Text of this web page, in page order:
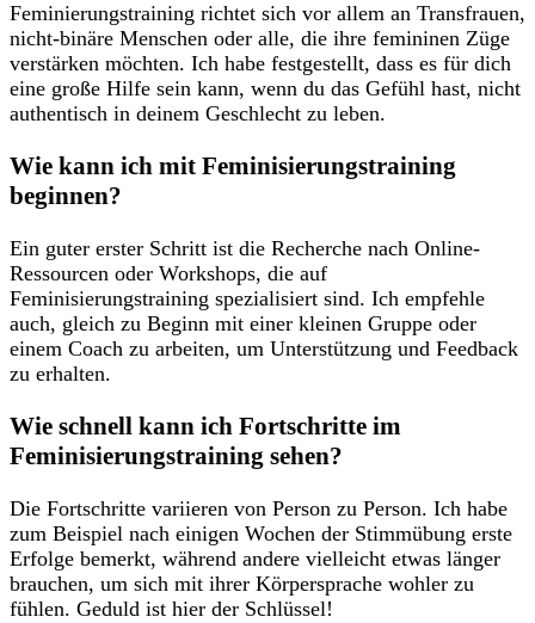
Feminierungstraining‍ richtet sich vor ‌allem an Transfrauen,‌
nicht-binäre Menschen⁣ oder alle,​ die ihre femininen Züge
verstärken⁤ möchten. Ich habe festgestellt, dass es für dich
eine große ​Hilfe sein kann, wenn du das Gefühl hast, ⁢nicht
authentisch in‍ deinem Geschlecht ​zu leben.
Wie kann ich mit⁢ Feminisierungstraining
beginnen?
Ein⁣ guter ‌erster Schritt⁤ ist ⁢die⁣ Recherche nach Online-
Ressourcen ‌oder Workshops, die auf
Feminisierungstraining ​spezialisiert sind. Ich empfehle⁢
auch, gleich ⁣zu‌ Beginn mit⁢ einer kleinen Gruppe​ oder
einem Coach zu arbeiten, um Unterstützung und ​Feedback
zu erhalten.
Wie schnell kann ich Fortschritte⁢ im
Feminisierungstraining ⁢sehen?
Die Fortschritte⁢ variieren von Person zu Person. Ich ⁤habe‌
zum Beispiel nach⁣ einigen ‍Wochen der ​Stimmübung erste
Erfolge ⁣bemerkt, während andere vielleicht etwas ⁤länger
brauchen, um​ sich⁢ mit ihrer Körpersprache wohler zu
fühlen. Geduld ist hier der⁤ Schlüssel!